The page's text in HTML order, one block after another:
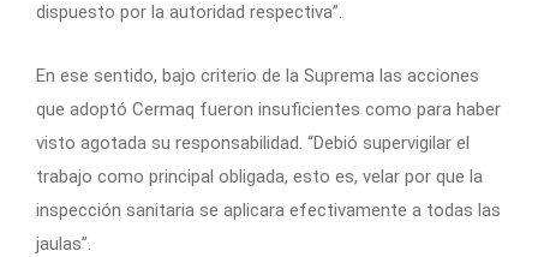
dispuesto por la autoridad respectiva”.
En ese sentido, bajo criterio de la Suprema las acciones
que adoptó Cermaq fueron insuficientes como para haber
visto agotada su responsabilidad. “Debió supervigilar el
trabajo como principal obligada, esto es, velar por que la
inspección sanitaria se aplicara efectivamente a todas las
jaulas”.